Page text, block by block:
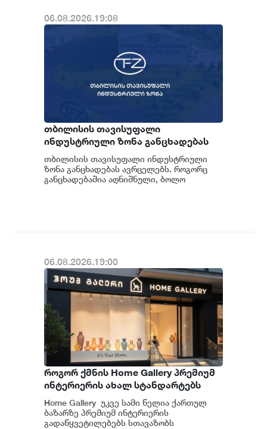
06.08.2026.19:08
თბილისის თავისუფალი
ინდუსტრიული ზონა განცხადებას
ავრცელებს
თბილისის თავისუფალი ინდუსტრიული
ზონა განცხადებას ავრცელებს. როგორც
განცხადებაშია აღნიშნული, ბოლო
06.08.2026.19:00
როგორ ქმნის Home Gallery პრემიუმ
ინტერიერის ახალ სტანდარტებს
საქართველოში
Home Gallery უკვე სამი წელია ქართულ
ბაზარზე პრემიუმ ინტერიერის
გადაწყვეტილებებს სთავაზობს